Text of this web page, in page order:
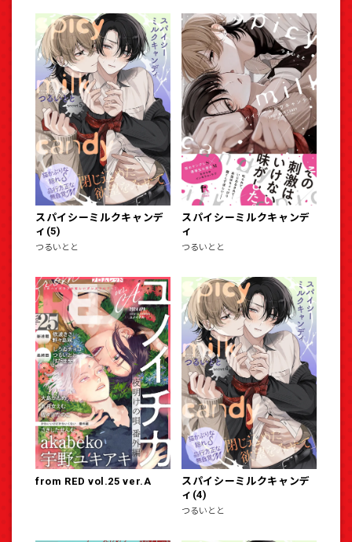
スパイシーミルクキャンデ
ィ(5)
つるいとと
スパイシーミルクキャンデ
ィ
つるいとと
from RED vol.25 ver.A
スパイシーミルクキャンデ
ィ(4)
つるいとと